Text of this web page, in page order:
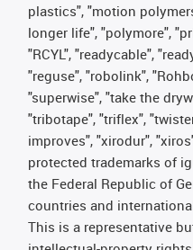
plastics", "motion
longer life", "polymore",
"RCYL", "readycable",
"reguse", "robolink",
"superwise", "take the
"tribotape", "triflex",
improves", "xirodur",
protected trademarks of
the Federal Republic of
countries and
This is a representative